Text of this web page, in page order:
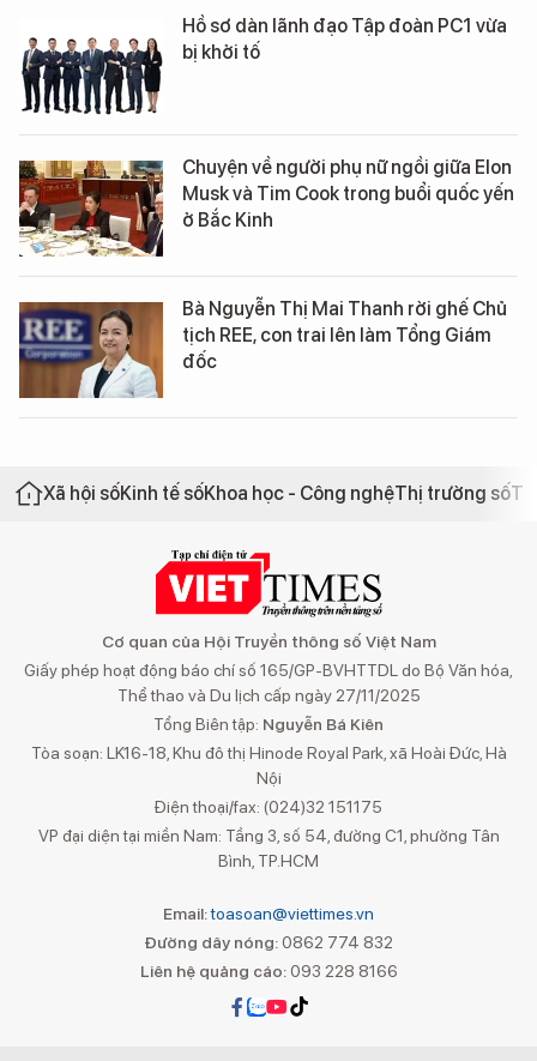
Hồ sơ dàn lãnh đạo Tập đoàn PC1 vừa
bị khởi tố
Chuyện về người phụ nữ ngồi giữa Elon
Musk và Tim Cook trong buổi quốc yến
ở Bắc Kinh
Bà Nguyễn Thị Mai Thanh rời ghế Chủ
tịch REE, con trai lên làm Tổng Giám
đốc
Xã hội sốKinh tế sốKhoa học - Công nghệThị trường số
Cơ quan của Hội Truyền thông số Việt Nam
Giấy phép hoạt động báo chí số 165/GP-BVHTTDL do Bộ Văn hóa,
Thể thao và Du lịch cấp ngày 27/11/2025
Tổng Biên tập: Nguyễn Bá Kiên
Tòa soạn: LK16-18, Khu đô thị Hinode Royal Park, xã Hoài Đức, Hà
Nội
Điện thoại/fax: (024)32 151175
VP đại diện tại miền Nam: Tầng 3, số 54, đường C1, phường Tân
Bình, TP.HCM
Email:toasoan@viettimes.vn
Đường dây nóng: 0862 774 832
Liên hệ quảng cáo:093 228 8166